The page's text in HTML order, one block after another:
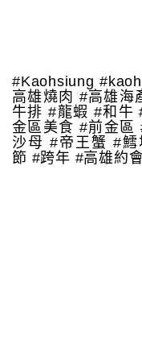
#Kaohsiung
高雄燒肉 #高雄海
牛排 #龍蝦 #和牛
金區美食 #前金區
沙母 #帝王蟹 #
節 #跨年 #高雄約